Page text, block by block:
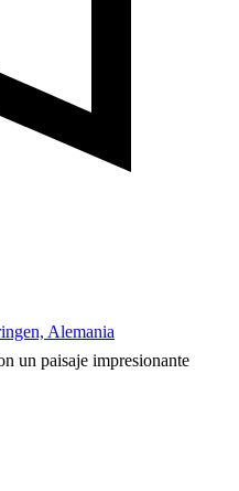
Alemania
un paisaje impresionante